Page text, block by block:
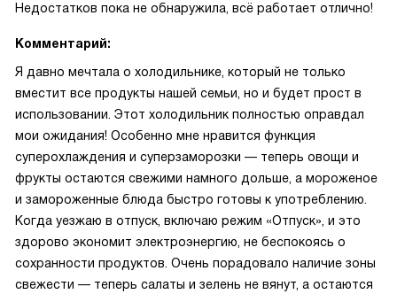
Недостатков пока не обнаружила, всё работает отлично!
Комментарий:
Я давно мечтала о холодильнике, который не только
вместит все продукты нашей семьи, но и будет прост в
использовании. Этот холодильник полностью оправдал
мои ожидания! Особенно мне нравится функция
суперохлаждения и суперзаморозки — теперь овощи и
фрукты остаются свежими намного дольше, а мороженое
и замороженные блюда быстро готовы к употреблению.
Когда уезжаю в отпуск, включаю режим «Отпуск», и это
здорово экономит электроэнергию, не беспокоясь о
сохранности продуктов. Очень порадовало наличие зоны
свежести — теперь салаты и зелень не вянут, а остаются